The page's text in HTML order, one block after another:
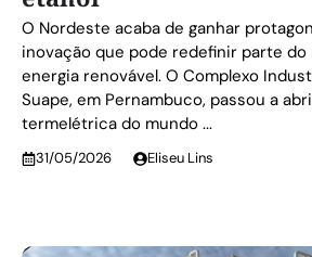
O Nordeste acaba de ganhar
inovação que pode redefinir parte do
energia renovável. O Complexo
Suape, em Pernambuco, passou a
termelétrica do mundo ...
31/05/2026 Eliseu Lins